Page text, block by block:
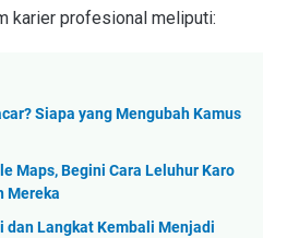
karier profesional meliputi:
Siapa yang Mengubah Kamus
Maps, Begini Cara Leluhur Karo
Mereka
dan Langkat Kembali Menjadi